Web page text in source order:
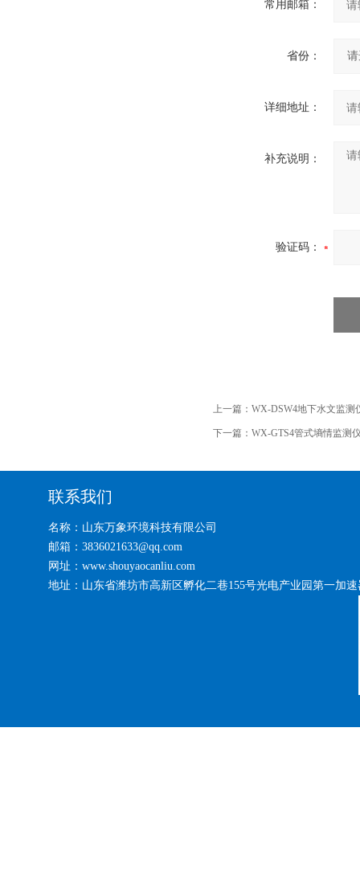
常用邮箱：
省份：
详细地址：
补充说明：
验证码：
上一篇： WX-DSW4地下水文监测
下一篇： WX-GTS4管式墒情监测
联系我们
名称：山东万象环境科技有限公司
邮箱：3836021633@qq.com
网址：www.shouyaocanliu.com
地址：山东省潍坊市高新区孵化二巷155号光电产业园第一加